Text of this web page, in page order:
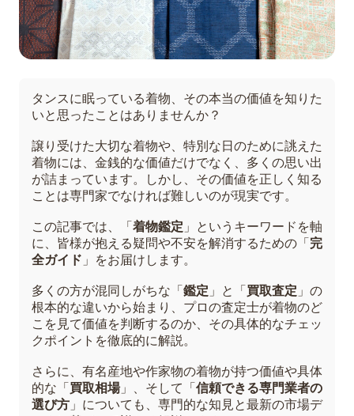
タンスに眠っている着物、その本当の価値を知りた
いと思ったことはありませんか？
譲り受けた大切な着物や、特別な日のために誂えた
着物には、金銭的な価値だけでなく、多くの思い出
が詰まっています。しかし、その価値を正しく知る
ことは専門家でなければ難しいのが現実です。
この記事では、「 着物鑑定 」というキーワードを軸
に、皆様が抱える疑問や不安を解消するための「 完
全ガイド 」をお届けします。
多くの方が混同しがちな「 鑑定 」と「 買取査定 」の
根本的な違いから始まり、プロの査定士が着物のど
こを見て価値を判断するのか、その具体的なチェッ
クポイントを徹底的に解説。
さらに、有名産地や作家物の着物が持つ価値や具体
的な「 買取相場」、そして「 信頼できる専門業者の
選び方 」についても、専門的な知見と最新の市場デ